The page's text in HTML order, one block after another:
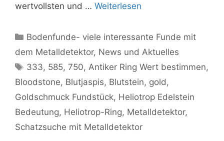
wertvollsten und … Weiterlesen
Kategorien
Bodenfunde- viele interessante Funde mit
dem Metalldetektor, News und Aktuelles
Schlagwörter
333, 585,750, Antiker Ring Wert bestimmen,
Bloodstone, Blutjaspis, Blutstein, gold ,
Goldschmuck Fundstück, Heliotrop Edelstein
Bedeutung, Heliotrop-Ring, Metalldetektor,
Schatzsuche mit Metalldetektor